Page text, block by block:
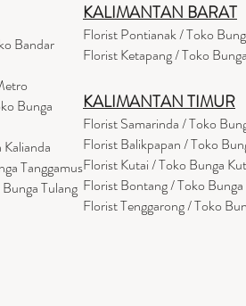
Bandar
Bunga
Tanggamus
Tulang
KALIMANTAN BARAT
Florist Pontianak / Toko
Florist Ketapang / Toko
KALIMANTAN TIMUR
Florist Samarinda / Toko
Florist Balikpapan / Toko
Florist Kutai / Toko Bunga
Florist Bontang / Toko
Florist Tenggarong / Toko